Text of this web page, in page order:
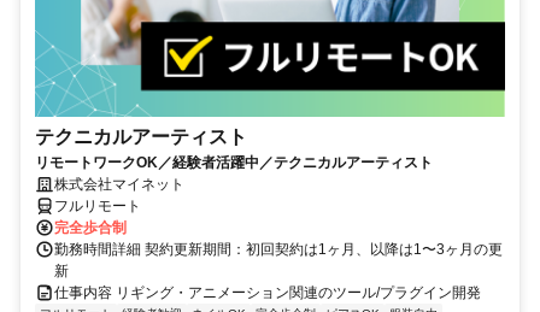
テクニカルアーティスト
リモートワークOK／経験者活躍中／テクニカルアーティスト
株式会社マイネット
フルリモート
完全歩合制
勤務時間詳細 契約更新期間：初回契約は1ヶ月、以降は1〜3ヶ月の更
新
仕事内容 リギング・アニメーション関連のツール/プラグイン開発